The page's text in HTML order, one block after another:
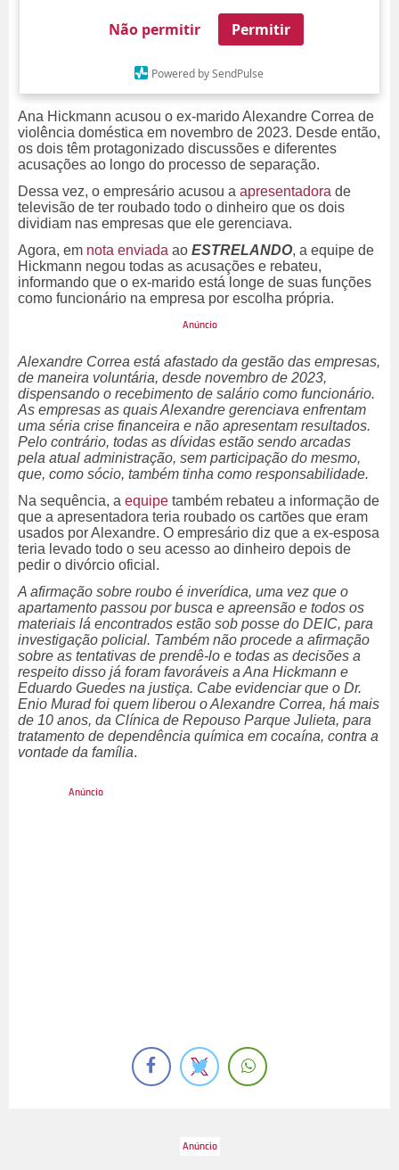
Não permitir Permitir
Powered by SendPulse
Ana Hickmann acusou o ex-marido Alexandre Correa de
violência doméstica em novembro de 2023. Desde então,
os dois têm protagonizado discussões e diferentes
acusações ao longo do processo de separação.
Dessa vez, o empresário acusou a apresentadora de
televisão de ter roubado todo o dinheiro que os dois
dividiam nas empresas que ele gerenciava.
Agora, em nota enviada ao ESTRELANDO, a equipe de
Hickmann negou todas as acusações e rebateu,
informando que o ex-marido está longe de suas funções
como funcionário na empresa por escolha própria.
Alexandre Correa está afastado da gestão das empresas,
de maneira voluntária, desde novembro de 2023,
dispensando o recebimento de salário como funcionário.
As empresas as quais Alexandre gerenciava enfrentam
uma séria crise financeira e não apresentam resultados.
Pelo contrário, todas as dívidas estão sendo arcadas
pela atual administração, sem participação do mesmo,
que, como sócio, também tinha como responsabilidade.
Na sequência, a equipe também rebateu a informação de
que a apresentadora teria roubado os cartões que eram
usados por Alexandre. O empresário diz que a ex-esposa
teria levado todo o seu acesso ao dinheiro depois de
pedir o divórcio oficial.
A afirmação sobre roubo é inverídica, uma vez que o
apartamento passou por busca e apreensão e todos os
materiais lá encontrados estão sob posse do DEIC, para
investigação policial. Também não procede a afirmação
sobre as tentativas de prendê-lo e todas as decisões a
respeito disso já foram favoráveis a Ana Hickmann e
Eduardo Guedes na justiça. Cabe evidenciar que o Dr.
Enio Murad foi quem liberou o Alexandre Correa, há mais
de 10 anos, da Clínica de Repouso Parque Julieta, para
tratamento de dependência química em cocaína, contra a
vontade da família.